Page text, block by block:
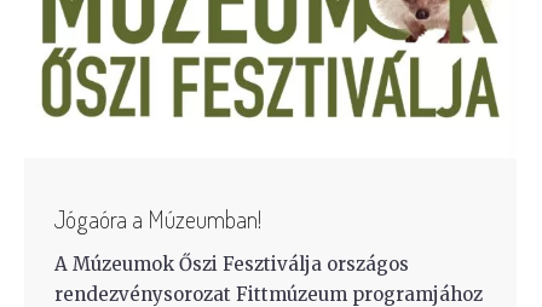
Jógaóra a Múzeumban!
A Múzeumok Őszi Fesztiválja országos
rendezvénysorozat Fittmúzeum programjához